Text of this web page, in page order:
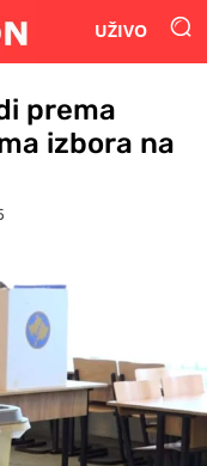
UŽIVO
prema
izbora na